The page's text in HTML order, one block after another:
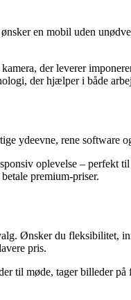
en mobil uden
der leverer
der hjælper i både
ydeevne, rene software
oplevelse – perfekt
premium-priser.
Ønsker du fleksibilitet,
pris.
til møde, tager billeder på